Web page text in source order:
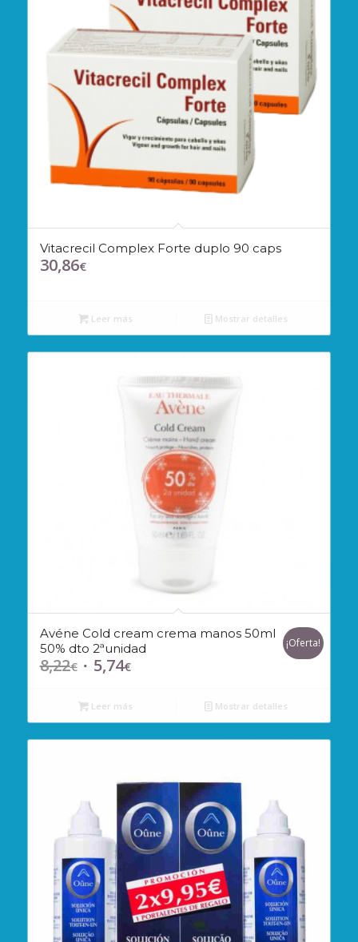
Vitacrecil Complex Forte duplo 90 caps
30,86€
Leer más Mostrar detalles
Avéne Cold cream crema manos 50ml
50% dto 2ªunidad
8,22€ El
original
era:
8,22€.
5,74€El
actual
es:
5,74€.
¡Oferta!
Leer más Mostrar detalles